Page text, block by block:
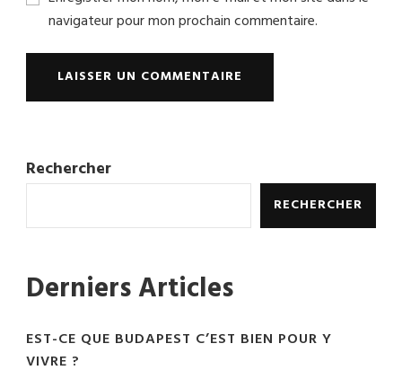
navigateur pour mon prochain commentaire.
Rechercher
RECHERCHER
Derniers Articles
EST-CE QUE BUDAPEST C’EST BIEN POUR Y
VIVRE ?